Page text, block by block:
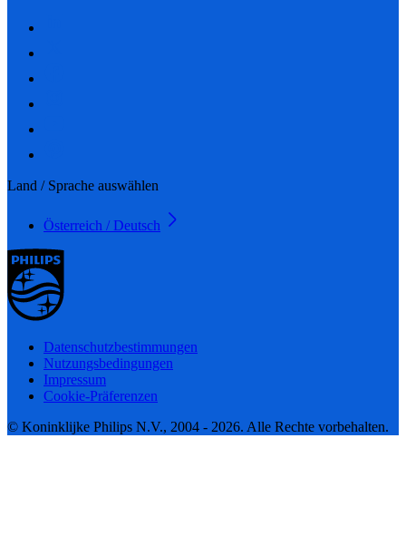
Land / Sprache auswählen
Österreich / Deutsch
Datenschutzbestimmungen
Nutzungsbedingungen
Impressum
Cookie-Präferenzen
© Koninklijke Philips N.V., 2004 - 2026. Alle Rechte vorbehalten.